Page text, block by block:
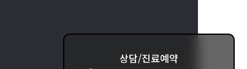
상담/진료예약